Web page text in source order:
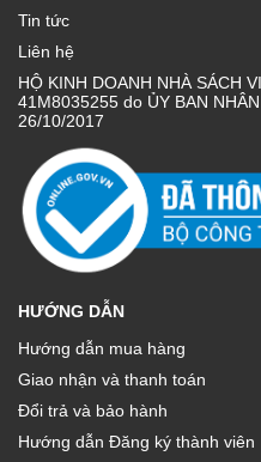
Tin tức
Liên hệ
HỘ KINH DOANH NHÀ SÁCH
41M8035255 do ỦY BAN
26/10/2017
HƯỚNG DẪN
Hướng dẫn mua hàng
Giao nhận và thanh toán
Đổi trả và bảo hành
Hướng dẫn Đăng ký thành viên